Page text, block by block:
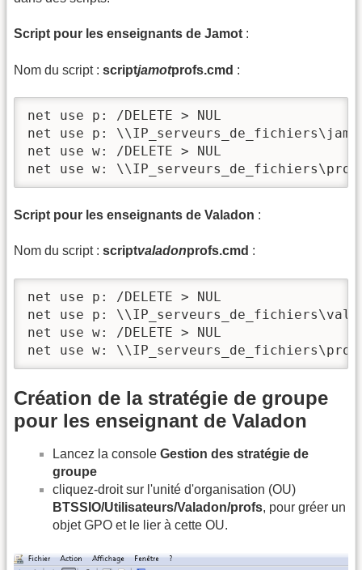
Script pour les enseignants de Jamot :
Nom du script : scriptjamotprofs.cmd :
net use p: /DELETE > NUL
net use p:
net use w: /DELETE > NUL
net use w:
Script pour les enseignants de Valadon :
Nom du script : scriptvaladonprofs.cmd :
net use p: /DELETE > NUL
net use p:
net use w: /DELETE > NUL
net use w:
Création de la stratégie de groupe
pour les enseignant de Valadon
Lancez la console Gestion des stratégie de
groupe
cliquez-droit sur l'unité d'organisation (OU)
BTSSIO/Utilisateurs/Valadon/profs, pour gréer un
objet GPO et le lier à cette OU.